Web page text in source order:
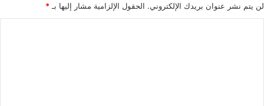
لن يتم نشر عنوان بريدك الإلكتروني. الحقول الإلزامية مشار إليها بـ *